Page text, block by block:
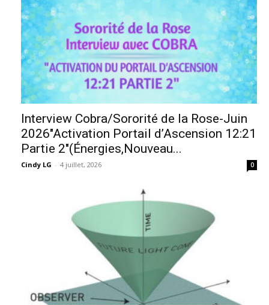
Interview Cobra/Sororité de la Rose-Juin
2026″Activation Portail d’Ascension 12:21
Partie 2″(Énergies,Nouveau...
Cindy LG - 4 juillet, 2026 0